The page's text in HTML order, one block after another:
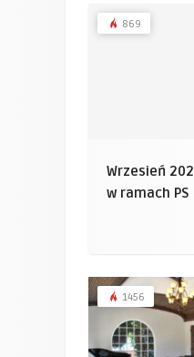
869
Wrzesień
w ramach PS
1456